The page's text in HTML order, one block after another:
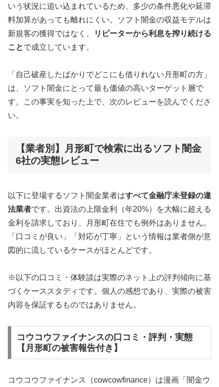
いう状況に追い込まれているため、多少の条件悪化や延滞
料加算があっても離れにくい。ソフト闇金の収益モデルは
新規客の獲得ではなく、
リピーターから利息を搾り続ける
ことで成立しています。
「自己破産したばかりでどこにも借りれない月形町の方」
は、ソフト闇金にとって最も価値の高いターゲット層で
す。この事実を知った上で、次のレビューを読んでくださ
い。
【業者別】月形町で検索に出るソフト闇金
6社の実態レビュー
以下に登場するソフト闇金業者はすべて金融庁未登録の違
法業者です。出資法の上限金利（年20%）を大幅に超える
金利を請求しており、月形町在住でも例外はありません。
「口コミが良い」「対応が丁寧」という情報は業者側が意
図的に流しているケースがほとんどです。
※以下の口コミ・体験談は実際のネット上の評判傾向に基
づくケーススタディです。個人の感想であり、実際の被害
内容を保証するものではありません。
コウコウファイナンスの口コミ・評判・実態
【月形町の被害報告付き】
コウコウファイナンス（cowcowfinance）は漫画「闇金ウ